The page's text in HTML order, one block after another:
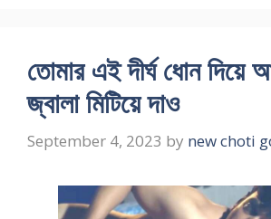
তোমার এই দীর্ঘ ধোন দিয়ে
জ্বালা মিটিয়ে দাও
September 4, 2023 by new choti